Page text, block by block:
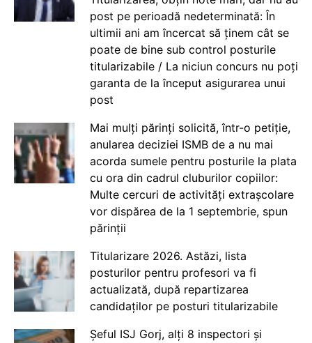
post pe perioadă nedeterminată: În
ultimii ani am încercat să ținem cât se
poate de bine sub control posturile
titularizabile / La niciun concurs nu poți
garanta de la început asigurarea unui
post
Mai mulți părinți solicită, într-o petiție,
anularea deciziei ISMB de a nu mai
acorda sumele pentru posturile la plata
cu ora din cadrul cluburilor copiilor:
Multe cercuri de activități extrașcolare
vor dispărea de la 1 septembrie, spun
părinții
Titularizare 2026. Astăzi, lista
posturilor pentru profesori va fi
actualizată, după repartizarea
candidaților pe posturi titularizabile
Șeful ISJ Gorj, alți 8 inspectori și